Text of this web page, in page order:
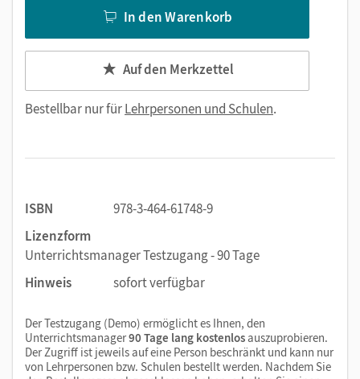
In den Warenkorb
Auf den Merkzettel
Bestellbar nur fürLehrpersonen und Schulen.
ISBN
978-3-464-61748-9
Lizenzform
Unterrichtsmanager Testzugang - 90 Tage
Hinweis
sofort verfügbar
Der Testzugang (Demo) ermöglicht es Ihnen, den
Unterrichtsmanager90 Tage lang kostenlosauszuprobieren.
Der Zugriff ist jeweils auf eine Person beschränkt und kann nur
von Lehrpersonen bzw. Schulen bestellt werden. Nachdem Sie